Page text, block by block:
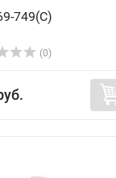
749(C)
(0)